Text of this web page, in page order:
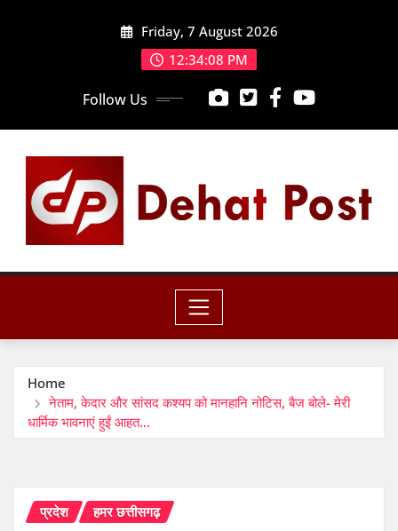
Friday, 7 August 2026
12:34:09 PM
Follow Us
Home
नेताम, केदार और सांसद कश्यप को मानहानि नोटिस, बैज बोले- मेरी
धार्मिक भावनाएं हुईं आहत…
प्रदेश हमर छत्तीसगढ़